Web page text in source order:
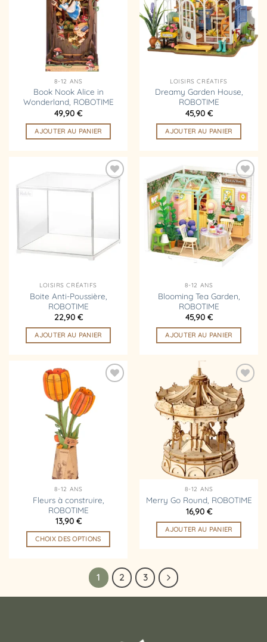
d’envies
8-12 ANS
Book Nook Alice in
Wonderland, ROBOTIME
49,90 €
AJOUTER AU PANIER
d’envies
LOISIRS CRÉATIFS
Dreamy Garden House,
ROBOTIME
45,90 €
AJOUTER AU PANIER
Ajouter
LOISIRS CRÉATIFS
Boite Anti-Poussière,
ROBOTIME
22,90 €
AJOUTER AU PANIER
Ajouter
à la
liste
d’envies
8-12 ANS
Blooming Tea Garden,
ROBOTIME
45,90 €
AJOUTER AU PANIER
8-12 ANS
Fleurs à construire,
ROBOTIME
13,90 €
CHOIX DES OPTIONS
plusieurs
Ajouter
à la
liste
d’envies
8-12 ANS
Merry Go Round, ROBOTIME
16,90 €
AJOUTER AU PANIER
1 2 3